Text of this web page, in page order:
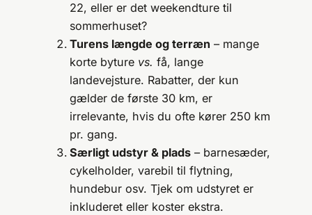
22, eller er det weekendture til
sommerhuset?
Turens længde og terræn – mange
korte byture vs. få, lange
landevejsture. Rabatter, der kun
gælder de første 30 km, er
irrelevante, hvis du ofte kører 250 km
pr. gang.
Særligt udstyr & plads – barnesæder,
cykelholder, varebil til flytning,
hundebur osv. Tjek om udstyret er
inkluderet eller koster ekstra.